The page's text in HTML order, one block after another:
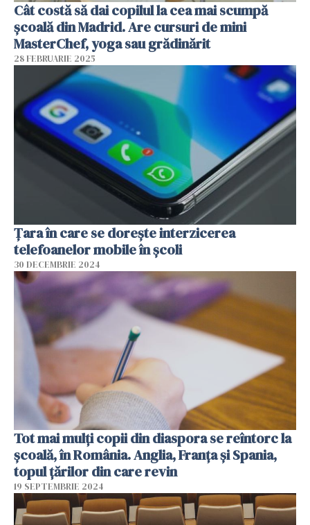
Cât costă să dai copilul la cea mai scumpă
școală din Madrid. Are cursuri de mini
MasterChef, yoga sau grădinărit
28 FEBRUARIE 2025
Țara în care se dorește interzicerea
telefoanelor mobile în școli
30 DECEMBRIE 2024
Tot mai mulți copii din diaspora se reîntorc la
școală, în România. Anglia, Franţa şi Spania,
topul țărilor din care revin
19 SEPTEMBRIE 2024